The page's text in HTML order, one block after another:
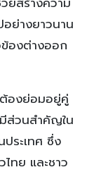
ย่างยาวนาน
องต่างออก
องย่อมอยู่คู่
ส่วนสำคัญใน
ประเทศ ซึ่ง
ทย และชาว